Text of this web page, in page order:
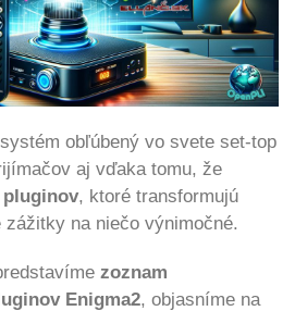
obľúbený vo svete set-top
aj vďaka tomu, že
, ktoré transformujú
zážitky na niečo výnimočné.
zoznam
Enigma2, objasníme na